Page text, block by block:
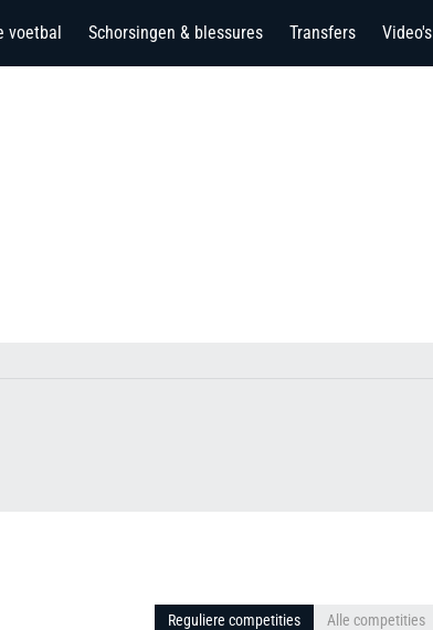
voetbal Schorsingen & blessures Transfers Video's
Reguliere competities Alle competities